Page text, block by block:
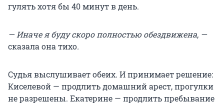
гулять хотя бы 40 минут в день.
— Иначе я буду скоро полностью обездвижена, —
сказала она тихо.
Судья выслушивает обеих. И принимает решение:
Киселевой — продлить домашний арест, прогулки
не разрешены. Екатерине — продлить пребывание